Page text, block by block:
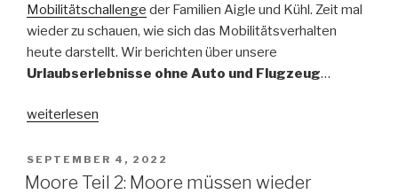
Mobilitätschallenge der Familien Aigle und Kühl. Zeit mal
wieder zu schauen, wie sich das Mobilitätsverhalten
heute darstellt. Wir berichten über unsere
Urlaubserlebnisse ohne Auto und Flugzeug…
„Sommerurlaub
Auto
–
weiterlesen
VERÖFFENTLICHT
AM
SEPTEMBER 4, 2022
Moore Teil 2: Moore müssen wieder